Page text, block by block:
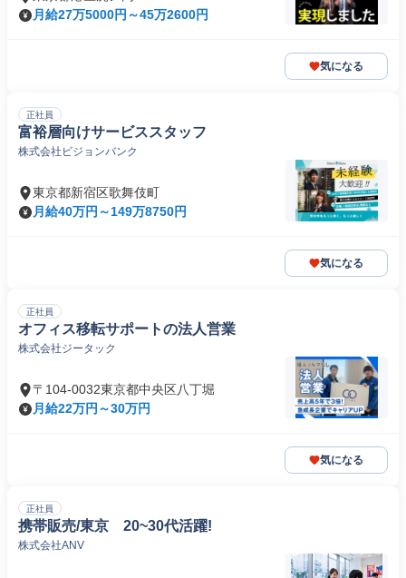
月給27万5000円～45万2600円
気になる
正社員
富裕層向けサービススタッフ
株式会社ビジョンバンク
東京都新宿区歌舞伎町
月給40万円～149万8750円
気になる
正社員
オフィス移転サポートの法人営業
株式会社ジータック
〒104-0032東京都中央区八丁堀
月給22万円～30万円
気になる
正社員
携帯販売/東京 20~30代活躍!
株式会社ANV